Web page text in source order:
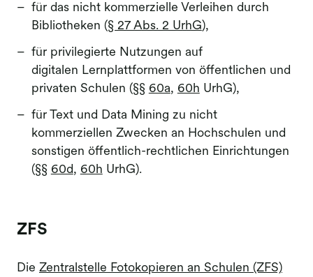
für das nicht kommerzielle Verleihen durch
Bibliotheken (§ 27 Abs. 2 UrhG),
für privilegierte Nutzungen auf
digitalen Lernplattformen von öffentlichen und
privaten Schulen (§§ 60a, 60h UrhG),
für Text und Data Mining zu nicht
kommerziellen Zwecken an Hochschulen und
sonstigen öffentlich-rechtlichen Einrichtungen
(§§ 60d, 60h UrhG).
ZFS
Die Zentralstelle Fotokopieren an Schulen (ZFS)